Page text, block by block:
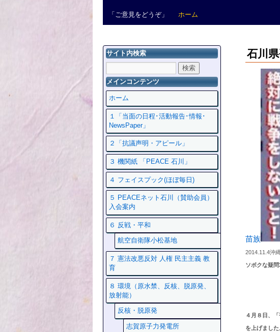
「ご意見をどうぞ」 ホーム
石川
苗族
2014.11.4沖
ソボクな疑問
４月８日、
を上げました
サイト内検索
メインコンテンツ
ホーム
１「当面の日程･活動報告･情報･
NewsPaper」
２「抗議声明・アピール」
３ 機関紙 「PEACE 石川」
４ フェイスプック(ほぼ毎日)
５ PEACEネット石川（賛助会員）
入会案内
６ 反戦・平和
航空自衛隊小松基地
７ 憲法改悪反対 人権 民主主義 教
育
８ 環境（原水禁、反核、脱原発、
放射能）
反核・脱原発
志賀原子力発電所